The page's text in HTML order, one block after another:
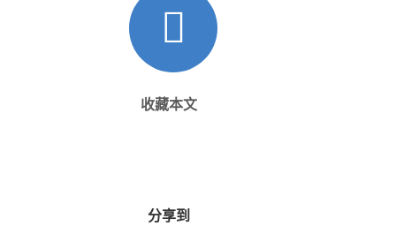
收藏本文
分享到